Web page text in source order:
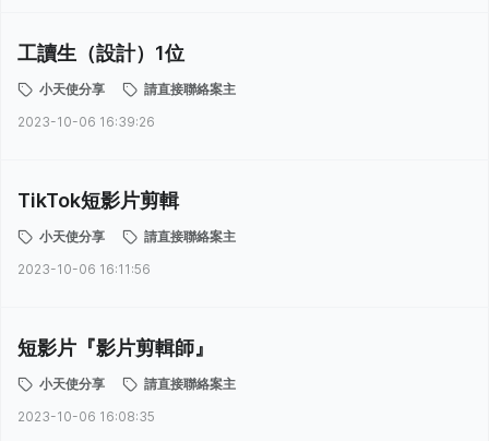
工讀生（設計）1位
小天使分享
請直接聯絡案主
2023-10-06 16:39:26
TikTok短影片剪輯
小天使分享
請直接聯絡案主
2023-10-06 16:11:56
短影片『影片剪輯師』
小天使分享
請直接聯絡案主
2023-10-06 16:08:35